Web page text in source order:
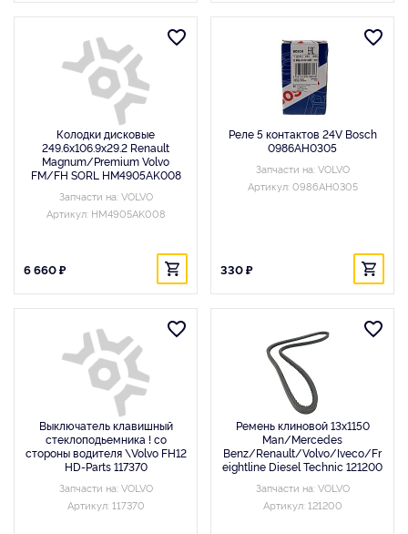
Колодки дисковые
249.6x106.9x29.2 Renault
Magnum/Premium Volvo
FM/FH SORL HM4905AK008
Запчасти на: VOLVO
Артикул: HM4905AK008
6 660 ₽
Реле 5 контактов 24V Bosch
0986AH0305
Запчасти на: VOLVO
Артикул: 0986AH0305
330 ₽
Выключатель клавишный
стеклоподьемника ! со
стороны водителя \Volvo FH12
HD-Parts 117370
Запчасти на: VOLVO
Артикул: 117370
Ремень клиновой 13x1150
Man/Mercedes
Benz/Renault/Volvo/Iveco/Fr
eightline Diesel Technic 121200
Запчасти на: VOLVO
Артикул: 121200